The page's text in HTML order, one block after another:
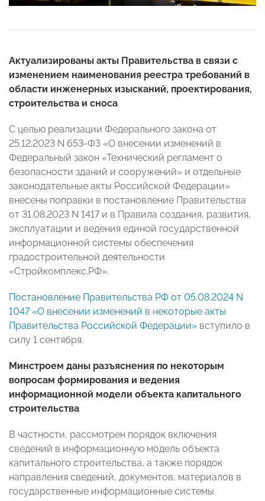
Актуализированы акты Правительства в связи с
изменением наименования реестра требований в
области инженерных изысканий, проектирования,
строительства и сноса
С целью реализации Федерального закона от
25.12.2023 N 653-ФЗ «О внесении изменений в
Федеральный закон «Технический регламент о
безопасности зданий и сооружений» и отдельные
законодательные акты Российской Федерации»
внесены поправки в постановление Правительства
от 31.08.2023 N 1417 и в Правила создания, развития,
эксплуатации и ведения единой государственной
информационной системы обеспечения
градостроительной деятельности
«Стройкомплекс.РФ».
Постановление Правительства РФ от 05.08.2024 N
1047 «О внесении изменений в некоторые акты
Правительства Российской Федерации» вступило в
силу 1 сентября.
Минстроем даны разъяснения по некоторым
вопросам формирования и ведения
информационной модели объекта капитального
строительства
В частности, рассмотрен порядок включения
сведений в информационную модель объекта
капитального строительства, а также порядок
направления сведений, документов, материалов в
государственные информационные системы